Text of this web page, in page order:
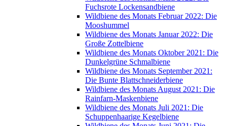
Fuchsrote Lockensandbiene
Wildbiene des Monats Februar 2022: Die
Mooshummel
Wildbiene des Monats Januar 2022: Die
Große Zottelbiene
Wildbiene des Monats Oktober 2021: Die
Dunkelgrüne Schmalbiene
Wildbiene des Monats September 2021:
Die Bunte Blattschneiderbiene
Wildbiene des Monats August 2021: Die
Rainfarn-Maskenbiene
Wildbiene des Monats Juli 2021: Die
Schuppenhaarige Kegelbiene